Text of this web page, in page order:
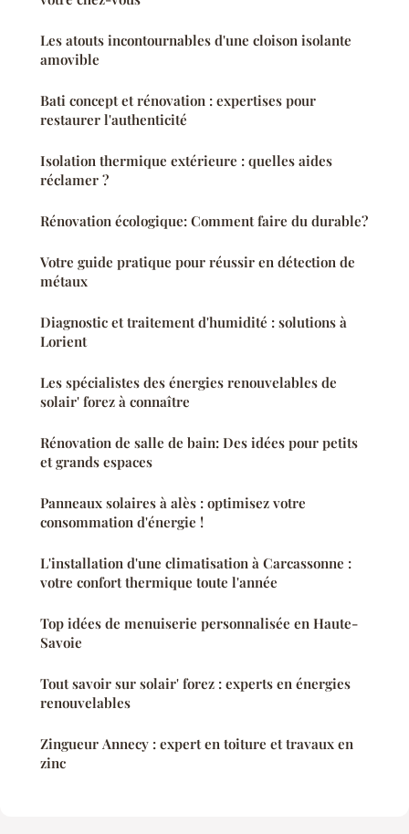
Les atouts incontournables d'une cloison isolante
amovible
Bati concept et rénovation : expertises pour
restaurer l'authenticité
Isolation thermique extérieure : quelles aides
réclamer ?
Rénovation écologique: Comment faire du durable?
Votre guide pratique pour réussir en détection de
métaux
Diagnostic et traitement d'humidité : solutions à
Lorient
Les spécialistes des énergies renouvelables de
solair' forez à connaître
Rénovation de salle de bain: Des idées pour petits
et grands espaces
Panneaux solaires à alès : optimisez votre
consommation d'énergie !
L'installation d'une climatisation à Carcassonne :
votre confort thermique toute l'année
Top idées de menuiserie personnalisée en Haute-
Savoie
Tout savoir sur solair' forez : experts en énergies
renouvelables
Zingueur Annecy : expert en toiture et travaux en
zinc